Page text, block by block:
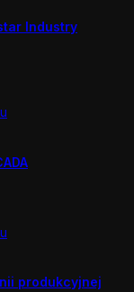
Industry
produkcyjnej